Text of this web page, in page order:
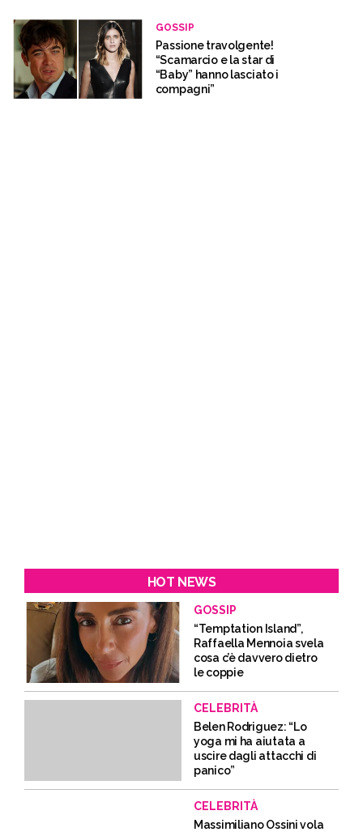
GOSSIP
Passione travolgente!
“Scamarcio e la star di
“Baby” hanno lasciato i
compagni”
HOT NEWS
GOSSIP
“Temptation Island”,
Raffaella Mennoia svela
cosa c’è davvero dietro
le coppie
CELEBRITÀ
Belen Rodriguez: “Lo
yoga mi ha aiutata a
uscire dagli attacchi di
panico”
CELEBRITÀ
Massimiliano Ossini vola